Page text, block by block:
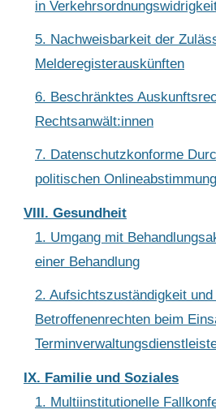
in
5. Nachweisbarkeit der
Melderegisterauskünften
6. Beschränktes
Rechtsanwält:innen
7. Datenschutzkonforme
politischen Onlineabstimmung
VIII. Gesundheit
1. Umgang mit
einer Behandlung
2. Aufsichtszuständigkeit
Betroffenenrechten beim
IX. Familie und Soziales
1. Multiinstitutionelle